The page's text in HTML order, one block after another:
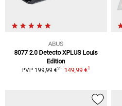
ABUS
8077 2.0 Detecto XPLUS Louis
Edition
PVP 199,99 €2 149,99 €1